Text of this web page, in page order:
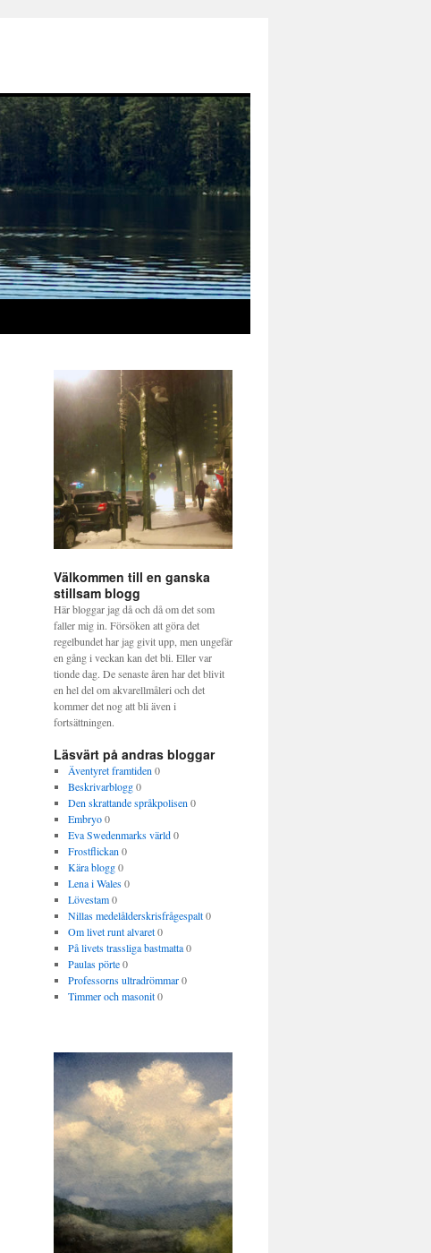
Välkommen till en ganska
stillsam blogg
Här bloggar jag då och då om det som
faller mig in. Försöken att göra det
regelbundet har jag givit upp, men ungefär
en gång i veckan kan det bli. Eller var
tionde dag. De senaste åren har det blivit
en hel del om akvarellmåleri och det
kommer det nog att bli även i
fortsättningen.
Läsvärt på andras bloggar
Äventyret framtiden 0
Beskrivarblogg0
Den skrattande språkpolisen 0
Embryo0
Eva Swedenmarks värld0
Frostflickan 0
Kära blogg0
Lena i Wales0
Lövestam0
Nillas medelålderskrisfrågespalt0
Om livet runt alvaret0
På livets trassliga bastmatta0
Paulas pörte0
Professorns ultradrömmar0
Timmer och masonit0